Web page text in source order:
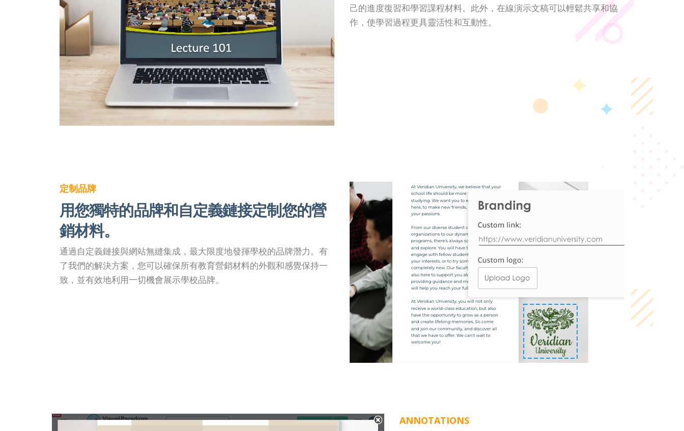
己的進度復習和學習課程材料。此外，在線演示文稿可以輕鬆共享和協
作，使學習過程更具靈活性和互動性。
定制品牌
用您獨特的品牌和自定義鏈接定制您的營
銷材料。
通過自定義鏈接與網站無縫集成，最大限度地發揮學校的品牌潛力。有
了我們的解決方案，您可以確保所有教育營銷材料的外觀和感覺保持一
致，並有效地利用一切機會展示學校品牌。
ANNOTATIONS